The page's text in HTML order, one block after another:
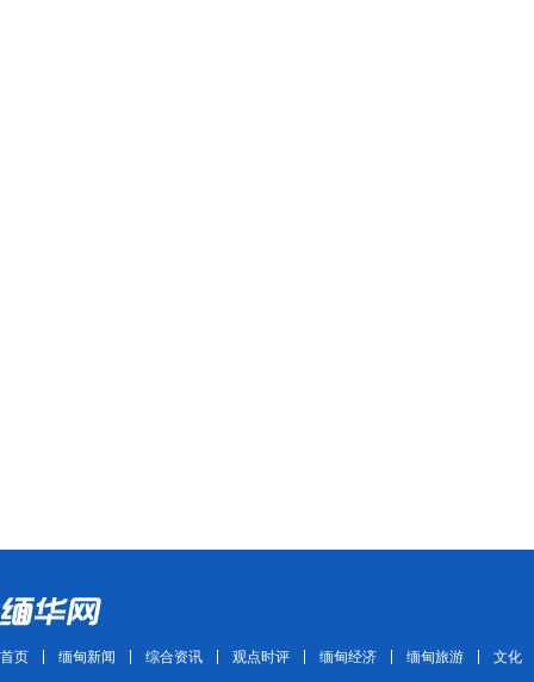
首页 缅甸新闻 综合资讯 观点时评 缅甸经济 缅甸旅游 文化